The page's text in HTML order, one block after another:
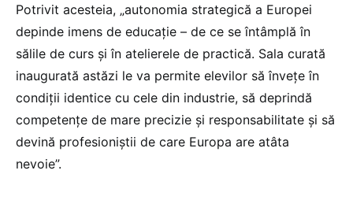
Potrivit acesteia, „autonomia strategică a Europei
depinde imens de educație – de ce se întâmplă în
sălile de curs și în atelierele de practică. Sala curată
inaugurată astăzi le va permite elevilor să învețe în
condiții identice cu cele din industrie, să deprindă
competențe de mare precizie și responsabilitate și să
devină profesioniștii de care Europa are atâta
nevoie”.